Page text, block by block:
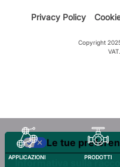
APPLICAZIONI PRODOTTI
Privacy Policy
Copyright
Informativa sulla
Le tue